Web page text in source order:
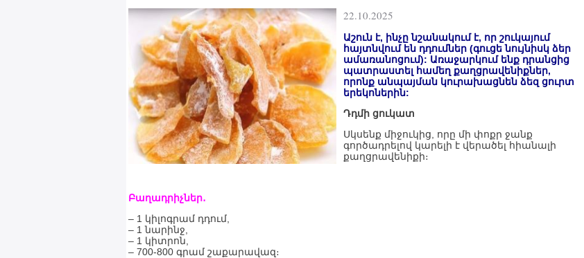
22.10.2025
Աշուն է, ինչը նշանակում է, որ շուկայում
հայտնվում են դդումներ (գուցե նույնիսկ ձեր
ամառանոցում): Առաջարկում ենք դրանցից
պատրաստել համեղ քաղցրավենիքներ,
որոնք անպայման կուրախացնեն ձեզ ցուրտ
երեկոներին:
Դդմի ցուկատ
Սկսենք միջուկից, որը մի փոքր ջանք
գործադրելով կարելի է վերածել հիանալի
քաղցրավենիքի։
Բաղադրիչներ․
– 1 կիլոգրամ դդում,
– 1 նարինջ,
– 1 կիտրոն,
– 700-800 գրամ շաքարավազ։